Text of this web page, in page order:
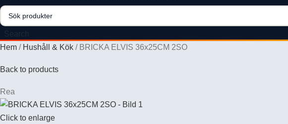
Hem
Hushåll & Kök BRICKA ELVIS 36x25CM 2SO
Back to products
Rea
Click to enlarge